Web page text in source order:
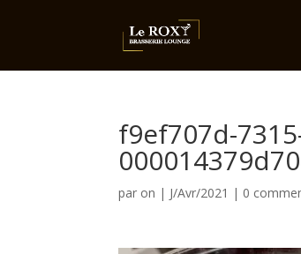
f9ef707d-
par on | J/Avr/2021 | 0